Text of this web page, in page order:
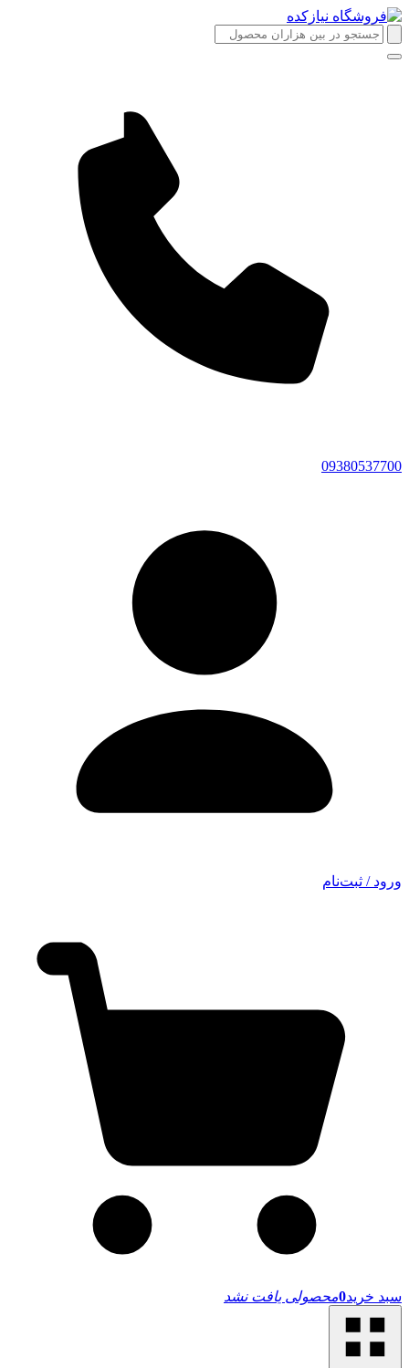
09380537700
ورود / ثبت‌نام
سبد خرید0محصولی یافت نشد